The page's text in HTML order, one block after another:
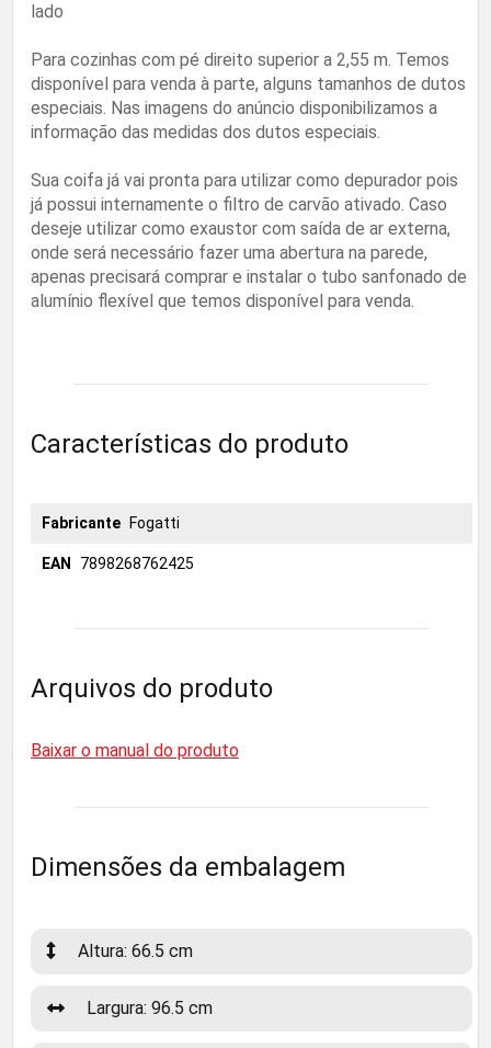
lado
Para cozinhas com pé direito superior a 2,55 m. Temos
disponível para venda à parte, alguns tamanhos de dutos
especiais. Nas imagens do anúncio disponibilizamos a
informação das medidas dos dutos especiais.
Sua coifa já vai pronta para utilizar como depurador pois
já possui internamente o filtro de carvão ativado. Caso
deseje utilizar como exaustor com saída de ar externa,
onde será necessário fazer uma abertura na parede,
apenas precisará comprar e instalar o tubo sanfonado de
alumínio flexível que temos disponível para venda.
Características do produto
Fabricante Fogatti
EAN 7898268762425
Arquivos do produto
Baixar o manual do produto
Dimensões da embalagem
Altura: 66.5 cm
Largura: 96.5 cm